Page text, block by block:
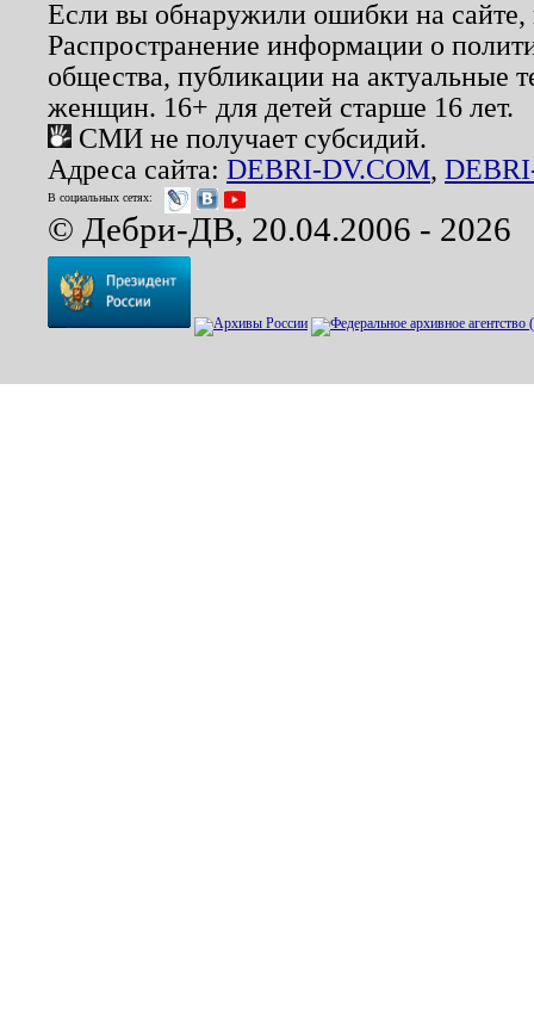
Если вы обнаружили ошибки на
Распространение информации о
общества, публикации на актуальные
женщин. 16+ для детей старше 16 лет.
СМИ не получает субсидий.
Адреса сайта: DEBRI-DV.COM,
В социальных сетях:
© Дебри-ДВ, 20.04.2006 - 2026